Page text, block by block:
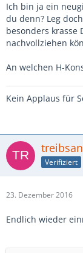
Ich bin ja ein
du denn? Leg
besonders krasse
nachvollziehen
An welchen H-
Kein Applaus für
Verifiziert
23. Dezember 2016
Endlich wieder